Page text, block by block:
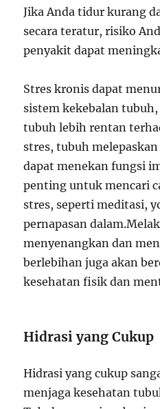
Jika Anda tidur kurang
secara teratur, risiko
penyakit dapat
Stres kronis dapat
sistem kekebalan
tubuh lebih rentan
stres, tubuh
dapat menekan fungsi
penting untuk mencari
stres, seperti meditasi,
pernapasan
menyenangkan dan
berlebihan juga akan
kesehatan fisik dan
Hidrasi yang Cukup
Hidrasi yang cukup
menjaga kesehatan